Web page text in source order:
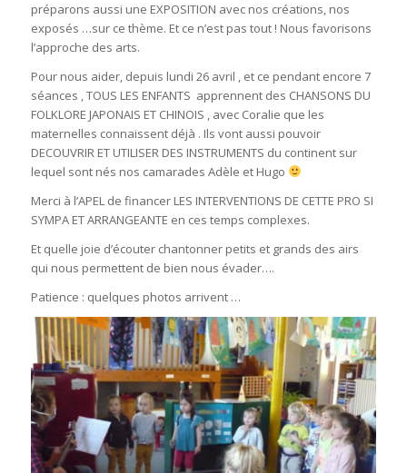
préparons aussi une EXPOSITION avec nos créations, nos
exposés …sur ce thème. Et ce n’est pas tout ! Nous favorisons
l’approche des arts.
Pour nous aider, depuis lundi 26 avril , et ce pendant encore 7
séances , TOUS LES ENFANTS apprennent des CHANSONS DU
FOLKLORE JAPONAIS ET CHINOIS , avec Coralie que les
maternelles connaissent déjà . Ils vont aussi pouvoir
DECOUVRIR ET UTILISER DES INSTRUMENTS du continent sur
lequel sont nés nos camarades Adèle et Hugo
Merci à l’APEL de financer LES INTERVENTIONS DE CETTE PRO SI
SYMPA ET ARRANGEANTE en ces temps complexes.
Et quelle joie d’écouter chantonner petits et grands des airs
qui nous permettent de bien nous évader….
Patience : quelques photos arrivent …